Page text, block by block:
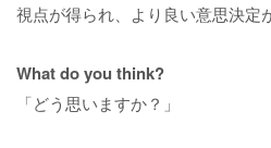
視点が得られ、より良い意思決定
What do you think?
「どう思いますか？」